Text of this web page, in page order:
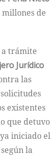
millones de
a trámite
Jurídico
las
existentes
que detuvo
iniciado el
la